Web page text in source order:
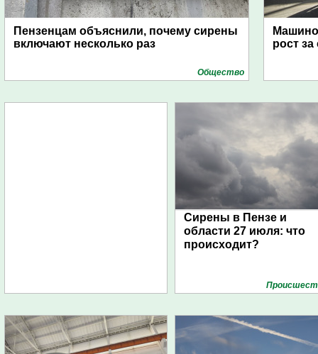
Пензенцам объяснили, почему сирены
включают несколько раз
Общество
рост за
Сирены в Пензе и
области 27 июля: что
происходит?